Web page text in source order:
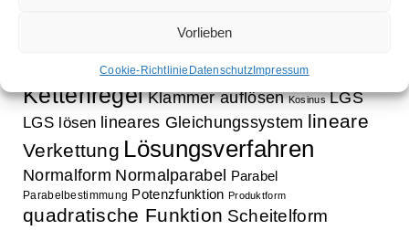
Vorlieben
Cookie-Richtlinie DatenschutzImpressum
Funktion Funktionsbestimmung
Gleichungssystem innere Funktion
Kettenregel Klammer auflösen Kosinus LGS
LGS lösen lineares Gleichungssystem lineare
Verkettung Lösungsverfahren
Normalform Normalparabel Parabel
Parabelbestimmung Potenzfunktion Produktform
quadratische Funktion Scheitelform